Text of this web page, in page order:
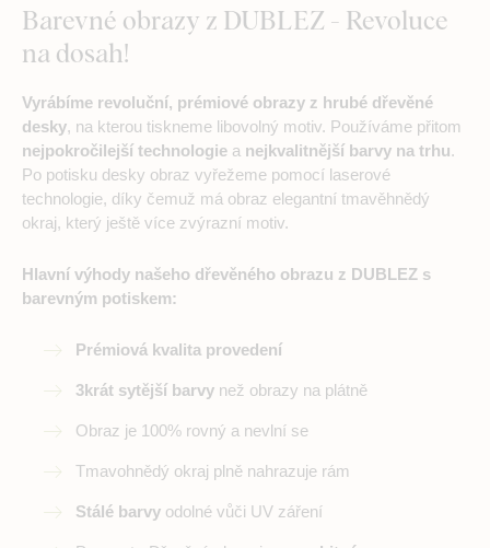
Barevné obrazy z DUBLEZ - Revoluce
na dosah!
Vyrábíme revoluční, prémiové obrazy z hrubé dřevěné
desky, na kterou tiskneme libovolný motiv. Používáme přitom
nejpokročilejší technologie a nejkvalitnější barvy na trhu.
Po potisku desky obraz vyřežeme pomocí laserové
technologie, díky čemuž má obraz elegantní tmavěhnědý
okraj, který ještě více zvýrazní motiv.
Hlavní výhody našeho dřevěného obrazu z DUBLEZ s
barevným potiskem:
Prémiová kvalita provedení
3krát sytější barvy než obrazy na plátně
Obraz je 100% rovný a nevlní se
Tmavohnědý okraj plně nahrazuje rám
Stálé barvy odolné vůči UV záření